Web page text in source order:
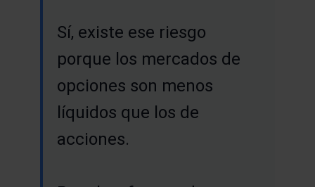
Sí, existe ese riesgo
porque los mercados de
opciones son menos
líquidos que los de
acciones.